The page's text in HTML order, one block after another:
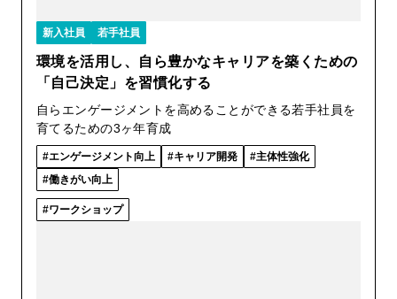
新入社員 若手社員
環境を活用し、自ら豊かなキャリアを築くための
「自己決定」を習慣化する
自らエンゲージメントを高めることができる若手社員を
育てるための3ヶ年育成
エンゲージメント向上 キャリア開発
主体性強化
働きがい向上
ワークショップ